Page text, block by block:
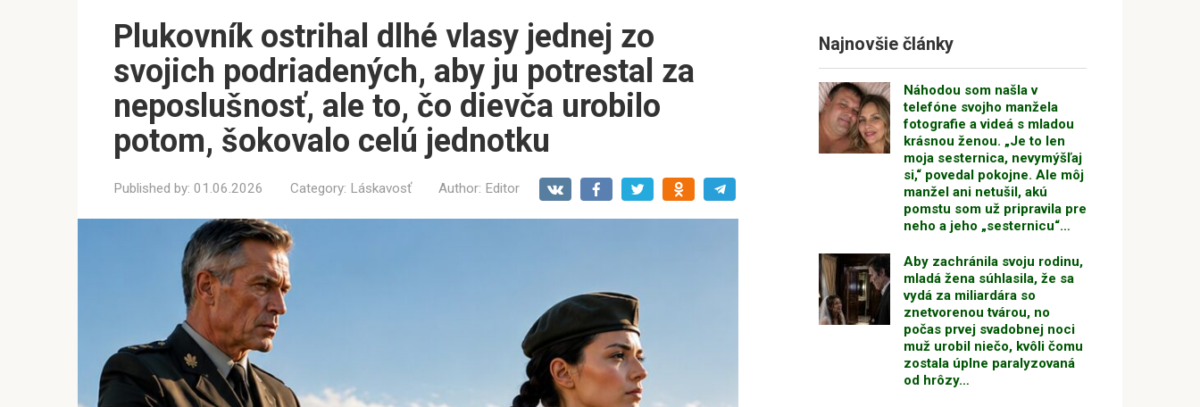
Plukovník ostrihal dlhé vlasy jednej zo
svojich podriadených, aby ju potrestal za
neposlušnosť, ale to, čo dievča urobilo
potom, šokovalo celú jednotku
Published by: 01.06.2026 Category: Láskavosť Author: Editor
Najnovšie články
Náhodou som našla v
telefóne svojho manžela
fotografie a videá s mladou
krásnou ženou. „Je to len
moja sesternica, nevymýšľaj
si,“ povedal pokojne. Ale môj
manžel ani netušil, akú
pomstu som už pripravila pre
neho a jeho „sesternicu“…
Aby zachránila svoju rodinu,
mladá žena súhlasila, že sa
vydá za miliardára so
znetvorenou tvárou, no
počas prvej svadobnej noci
muž urobil niečo, kvôli čomu
zostala úplne paralyzovaná
od hrôzy…